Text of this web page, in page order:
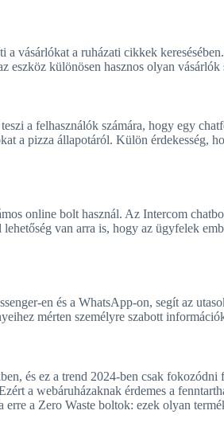
vásárlókat a ruházati cikkek
eszköz különösen hasznos olyan
a felhasználók számára, hogy egy
a pizza állapotáról. Külön érdekesség,
online bolt használ. Az Intercom
van arra is, hogy az ügyfelek
en és a WhatsApp-on, segít az
mérten személyre szabott
és ez a trend 2024-ben csak
a webáruházaknak érdemes a
a Zero Waste boltok: ezek olyan